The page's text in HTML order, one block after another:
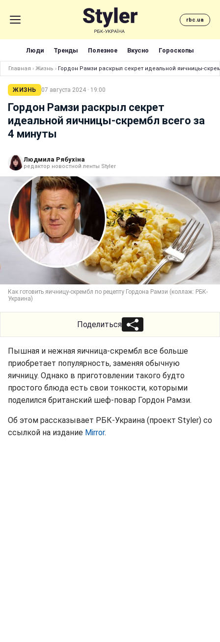
rbc.ua
Люди Тренды Полезное Вкусно Гороскопы
Главная › Жизнь › Гордон Рамзи раскрыл секрет идеальной яичницы-
ЖИЗНЬ 07 августа 2024 · 19:00
Гордон Рамзи раскрыл секрет
идеальной яичницы-скрембл всего за
4 минуты
Людмила Рябухіна
редактор новостной ленты Styler
Как готовить яичницу-скрембл по рецепту Гордона Рамзи (коллаж: РБК-
Украина)
Поделиться
Пышная и нежная яичница-скрембл все больше
приобретает популярность, заменяя обычную
яичницу. Однако в приготовлении такого будто
простого блюда есть свои тонкости, которыми
поделился британский шеф-повар Гордон Рамзи.
Об этом рассказывает РБК-Украина (проект Styler) со
ссылкой на издание Mirror.